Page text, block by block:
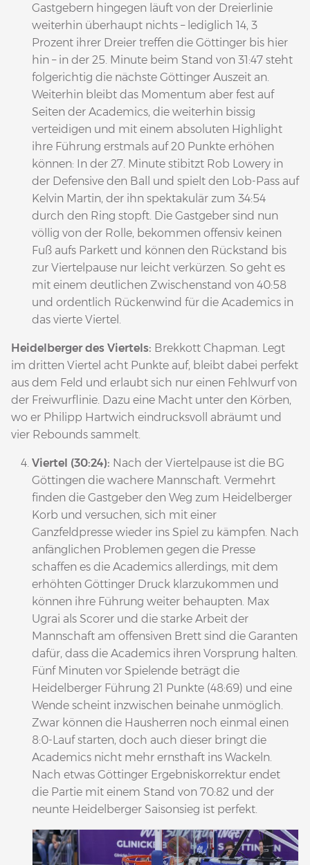
Gastgebern hingegen läuft von der Dreierlinie
weiterhin überhaupt nichts – lediglich 14, 3
Prozent ihrer Dreier treffen die Göttinger bis hier
hin – in der 25. Minute beim Stand von 31:47 steht
folgerichtig die nächste Göttinger Auszeit an.
Weiterhin bleibt das Momentum aber fest auf
Seiten der Academics, die weiterhin bissig
verteidigen und mit einem absoluten Highlight
ihre Führung erstmals auf 20 Punkte erhöhen
können: In der 27. Minute stibitzt Rob Lowery in
der Defensive den Ball und spielt den Lob-Pass auf
Kelvin Martin, der ihn spektakulär zum 34:54
durch den Ring stopft. Die Gastgeber sind nun
völlig von der Rolle, bekommen offensiv keinen
Fuß aufs Parkett und können den Rückstand bis
zur Viertelpause nur leicht verkürzen. So geht es
mit einem deutlichen Zwischenstand von 40:58
und ordentlich Rückenwind für die Academics in
das vierte Viertel.
Heidelberger des Viertels: Brekkott Chapman. Legt
im dritten Viertel acht Punkte auf, bleibt dabei perfekt
aus dem Feld und erlaubt sich nur einen Fehlwurf von
der Freiwurflinie. Dazu eine Macht unter den Körben,
wo er Philipp Hartwich eindrucksvoll abräumt und
vier Rebounds sammelt.
Viertel (30:24): Nach der Viertelpause ist die BG
Göttingen die wachere Mannschaft. Vermehrt
finden die Gastgeber den Weg zum Heidelberger
Korb und versuchen, sich mit einer
Ganzfeldpresse wieder ins Spiel zu kämpfen. Nach
anfänglichen Problemen gegen die Presse
schaffen es die Academics allerdings, mit dem
erhöhten Göttinger Druck klarzukommen und
können ihre Führung weiter behaupten. Max
Ugrai als Scorer und die starke Arbeit der
Mannschaft am offensiven Brett sind die Garanten
dafür, dass die Academics ihren Vorsprung halten.
Fünf Minuten vor Spielende beträgt die
Heidelberger Führung 21 Punkte (48:69) und eine
Wende scheint inzwischen beinahe unmöglich.
Zwar können die Hausherren noch einmal einen
8:0-Lauf starten, doch auch dieser bringt die
Academics nicht mehr ernsthaft ins Wackeln.
Nach etwas Göttinger Ergebniskorrektur endet
die Partie mit einem Stand von 70:82 und der
neunte Heidelberger Saisonsieg ist perfekt.